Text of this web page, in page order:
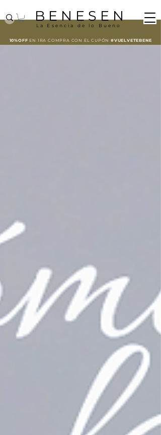
10%OFF EN 1RA COMPRA CON ELCUPÓN #VUELVETEBENE
La Esencia de lo Bueno
B E N E S E N